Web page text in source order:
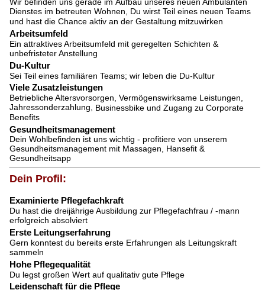
Dienstes im betreuten Wohnen, Du wirst Teil eines neuen Teams
und hast die Chance aktiv an der Gestaltung mitzuwirken
Arbeitsumfeld
Ein attraktives Arbeitsumfeld mit geregelten Schichten &
unbefristeter Anstellung
Du-Kultur
Sei Teil eines familiären Teams; wir leben die Du-Kultur
Viele Zusatzleistungen
Betriebliche Altersvorsorgen, Vermögenswirksame Leistungen,
Jahressonderzahlung, Businessbike und Zugang zu Corporate
Benefits
Gesundheitsmanagement
Dein Wohlbefinden ist uns wichtig - profitiere von unserem
Gesundheitsmanagement mit Massagen, Hansefit &
Gesundheitsapp
Dein Profil:
Examinierte Pflegefachkraft
Du hast die dreijährige Ausbildung zur Pflegefachfrau / -mann
erfolgreich absolviert
Erste Leitungserfahrung
Gern konntest du bereits erste Erfahrungen als Leitungskraft
sammeln
Hohe Pflegequalität
Du legst großen Wert auf qualitativ gute Pflege
Leidenschaft für die Pflege